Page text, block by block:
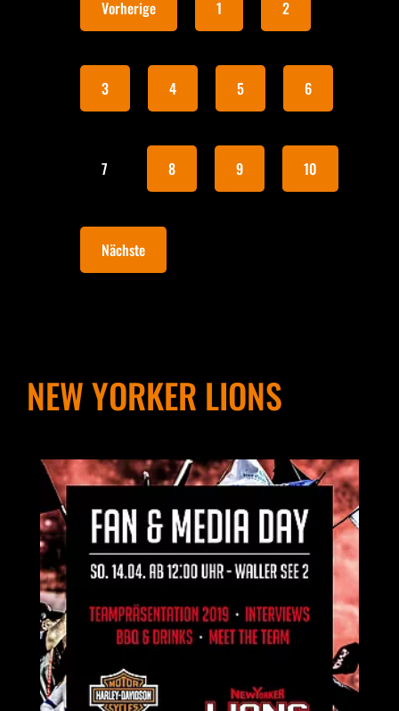
Vorherige 1 2
3 4 5 6
7 8 9 10
Nächste
NEW YORKER LIONS